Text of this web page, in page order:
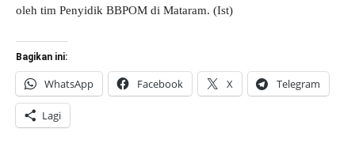
oleh tim Penyidik BBPOM di Mataram. (Ist)
Bagikan ini:
WhatsApp Facebook X Telegram
Lagi